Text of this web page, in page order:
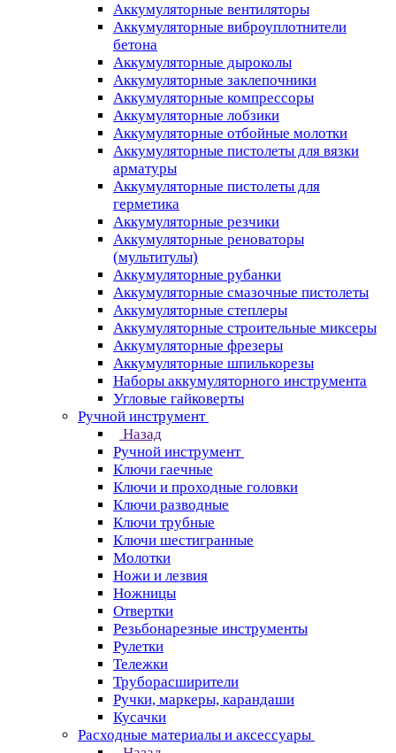
Аккумуляторные вентиляторы
Аккумуляторные виброуплотнители
бетона
Аккумуляторные дыроколы
Аккумуляторные заклепочники
Аккумуляторные компрессоры
Аккумуляторные лобзики
Аккумуляторные отбойные молотки
Аккумуляторные пистолеты для вязки
арматуры
Аккумуляторные пистолеты для
герметика
Аккумуляторные резчики
Аккумуляторные реноваторы
(мультитулы)
Аккумуляторные рубанки
Аккумуляторные смазочные пистолеты
Аккумуляторные степлеры
Аккумуляторные строительные миксеры
Аккумуляторные фрезеры
Аккумуляторные шпилькорезы
Наборы аккумуляторного инструмента
Угловые гайковерты
Ручной инструмент
Назад
Ручной инструмент
Ключи гаечные
Ключи и проходные головки
Ключи разводные
Ключи трубные
Ключи шестигранные
Молотки
Ножи и лезвия
Ножницы
Отвертки
Резьбонарезные инструменты
Рулетки
Тележки
Труборасширители
Ручки, маркеры, карандаши
Кусачки
Расходные материалы и аксессуары